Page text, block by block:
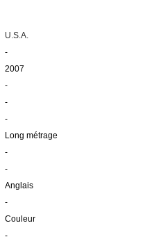
U.S.A.
-
2007
-
-
-
Long métrage
-
-
Anglais
-
Couleur
-